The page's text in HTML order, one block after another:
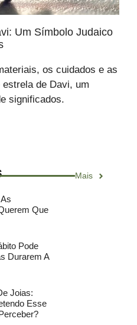
Um Símbolo Judaico
os cuidados e as
de Davi, um
significados.
Mais
Que
Pode
Durarem A
Joias:
Esse